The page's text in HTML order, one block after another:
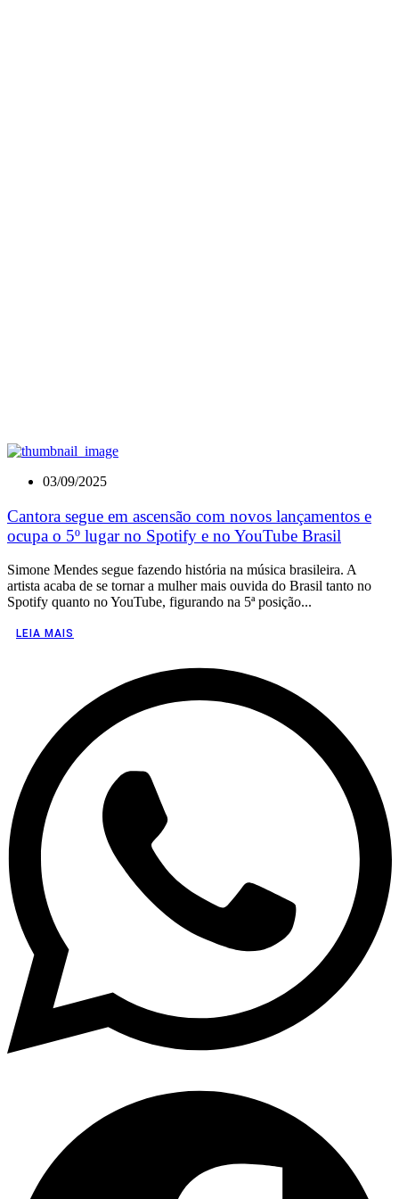
03/09/2025
Cantora segue em ascensão com novos lançamentos e
ocupa o 5º lugar no Spotify e no YouTube Brasil
Simone Mendes segue fazendo história na música brasileira. A
artista acaba de se tornar a mulher mais ouvida do Brasil tanto no
Spotify quanto no YouTube, figurando na 5ª posição...
LEIA MAIS